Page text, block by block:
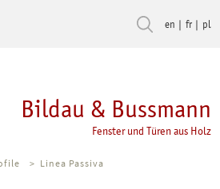
en fr pl
Bildau & Bussmann
Fenster und Türen aus Holz
> Linea Passiva